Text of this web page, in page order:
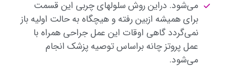
می‌شود. دراین روش سلولهای چربی این قسمت
برای همیشه ازبین رفته و هیچگاه به حالت اولیه باز
نمی‌گردد گاهی اوقات این عمل جراحی همراه با
عمل پروتز چانه براساس توصیه پزشک انجام
می‌شود.